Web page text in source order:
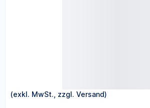
(exkl. MwSt., zzgl. Versand)